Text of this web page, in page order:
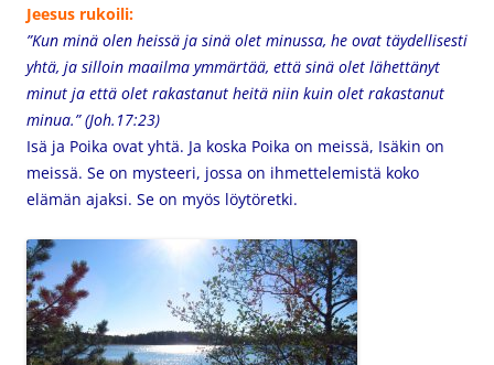
Jeesus rukoili:
”Kun minä olen heissä ja sinä olet minussa, he ovat täydellisesti
yhtä, ja silloin maailma ymmärtää, että sinä olet lähettänyt
minut ja että olet rakastanut heitä niin kuin olet rakastanut
minua.” (Joh.17:23)
Isä ja Poika ovat yhtä. Ja koska Poika on meissä, Isäkin on
meissä. Se on mysteeri, jossa on ihmettelemistä koko
elämän ajaksi. Se on myös löytöretki.